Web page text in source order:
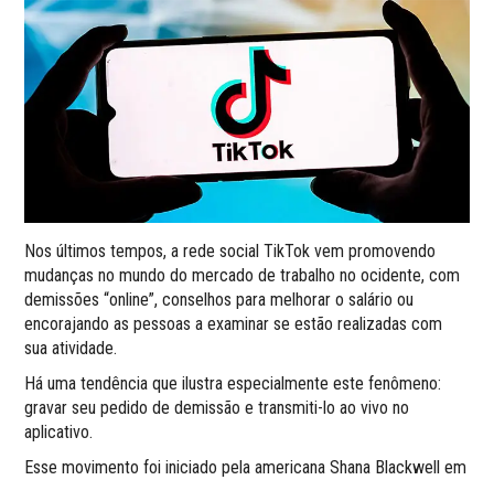
Nos últimos tempos, a rede social TikTok vem promovendo
mudanças no mundo do mercado de trabalho no ocidente, com
demissões “online”, conselhos para melhorar o salário ou
encorajando as pessoas a examinar se estão realizadas com
sua atividade.
Há uma tendência que ilustra especialmente este fenômeno:
gravar seu pedido de demissão e transmiti-lo ao vivo no
aplicativo.
Esse movimento foi iniciado pela americana Shana Blackwell em